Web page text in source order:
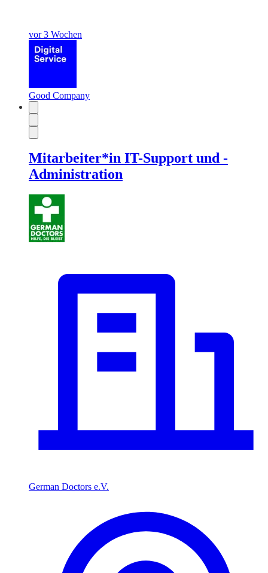
vor 3 Wochen
Good Company
Mitarbeiter*in IT-Support und -
Administration
German Doctors e.V.